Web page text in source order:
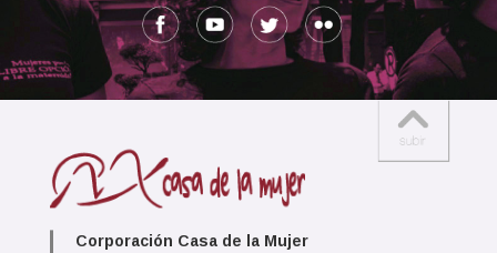
Corporación Casa de la Mujer